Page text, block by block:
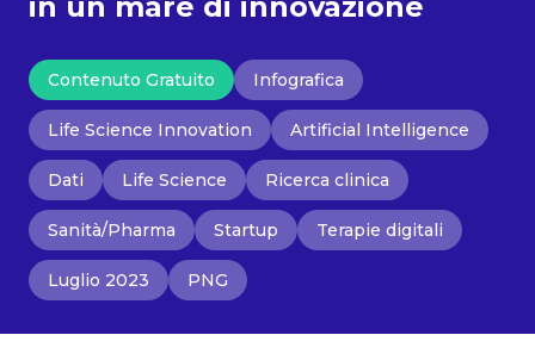
Contenuto Gratuito Infografica
Life Science Innovation Artificial Intelligence
Dati Life Science Ricerca clinica
Sanità/Pharma Startup Terapie digitali
Luglio 2023 PNG